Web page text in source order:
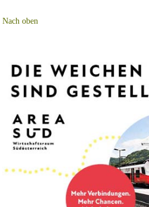
Nach oben